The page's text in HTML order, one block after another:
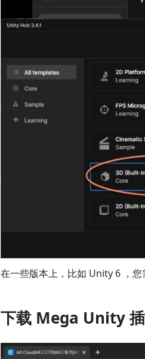
在一些版本上，比如 Unity 6 ，
下载 Mega Unity